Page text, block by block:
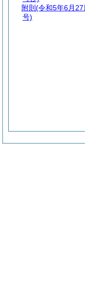
附則 (令和5年6月
号)